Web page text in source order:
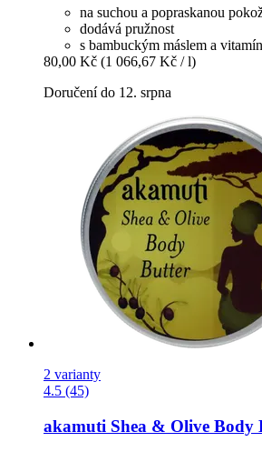
na suchou a popraskanou
dodává pružnost
s bambuckým máslem a
80,00 Kč (1 066,67 Kč / l)
Doručení do 12. srpna
2 varianty
4.5 (45)
akamuti Shea & Olive Body